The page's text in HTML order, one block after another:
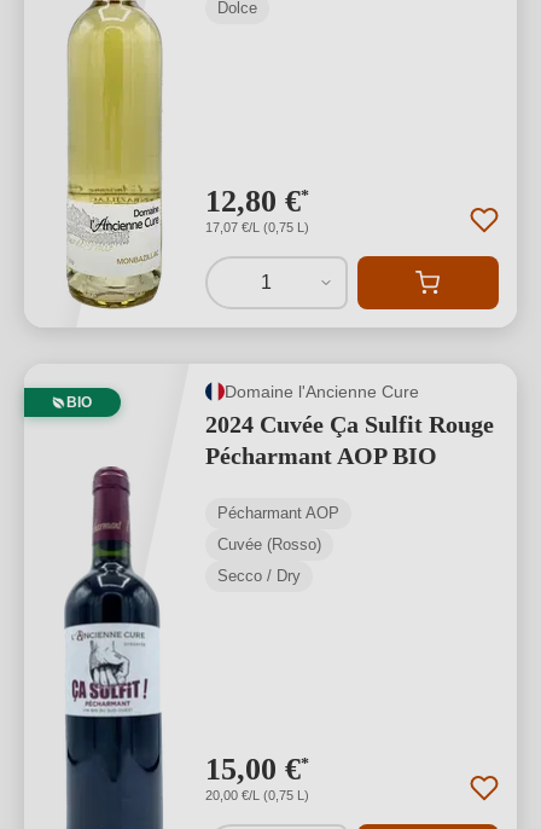
Dolce
12,80 €*
17,07 €/L (0,75 L)
1
BIO
Domaine l'Ancienne Cure
2024 Cuvée Ça Sulfit Rouge
Pécharmant AOP BIO
Pécharmant AOP
Cuvée (Rosso)
Secco / Dry
15,00 €*
20,00 €/L (0,75 L)